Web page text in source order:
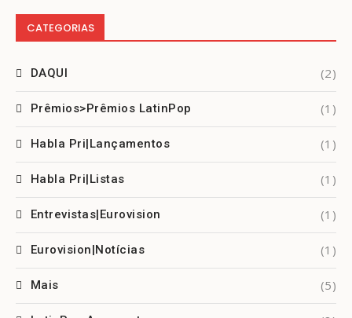
CATEGORIAS
DAQUI (2)
Prêmios>Prêmios LatinPop (1)
Habla Pri|Lançamentos (1)
Habla Pri|Listas (1)
Entrevistas|Eurovision (1)
Eurovision|Notícias (1)
Mais (5)